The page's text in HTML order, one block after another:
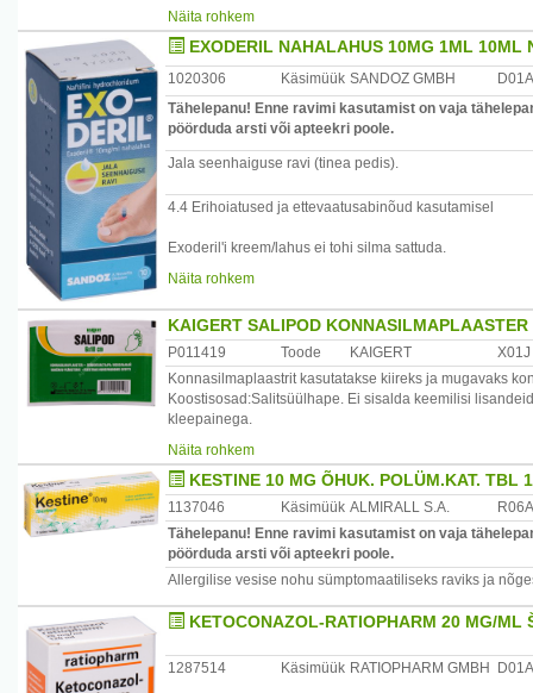
Näita rohkem
EXODERIL NAHALAHUS 10MG 1ML 10ML
1020306 Käsimüük SANDOZ GMBH
Tähelepanu! Enne ravimi kasutamist on vaja
pöörduda arsti või apteekri poole.
Jala seenhaiguse ravi (tinea pedis).
4.4 Erihoiatused ja ettevaatusabinõud kasutamisel
Exoderil'i kreem/lahus ei tohi silma sattuda.
Näita rohkem
KAIGERT SALIPOD KONNASILMAPLAASTER
P011419 Toode KAIGERT
X01J
Konnasilmaplaastrit kasutatakse kiireks ja mugavaks
Koostisosad:Salitsüülhape. Ei sisalda keemilisi
kleepainega.
Vajadusel võib protseduuri korrata 3-4 korda kuni
Hoolikalt lugege läbi kasutusjuhend või info pakendi
Säilitamine: Kuivas ja valguse eest kaitstud kohas.
Valmistaja: Kaigert AS, Haigla 4A, 74116 Maardu, Eesti.
Näita rohkem
KESTINE 10 MG ÕHUK. POLÜM.KAT. TBL
1137046 Käsimüük ALMIRALL S.A.
Tähelepanu! Enne ravimi kasutamist on vaja
pöörduda arsti või apteekri poole.
Allergilise vesise nohu sümptomaatiliseks raviks ja
KETOCONAZOL-RATIOPHARM 20 MG/ML
1287514 Käsimüük RATIOPHARM GMBH